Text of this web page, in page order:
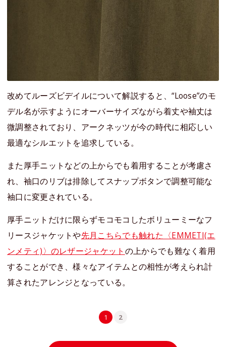
改めてルーズビデイルについて解説すると、“Loose”のモ
デル名が示すようにオーバーサイズながら着丈や袖丈は
微調整されており、アークネッツが今の時代に相応しい
最適なシルエットを追求している。
また厚手ニットなどの上からでも着用することが考慮さ
れ、袖口のリブは排除してスナップボタンで調整可能な
袖口に変更されている。
厚手ニットだけに限らずモコモコしたボリューミーなフ
リースジャケットや先月こちらでも触れた〈EMMETI(エ
ンメティ)〉のレザージャケット の上からでも難なく着用
することができ、様々なアイテムとの相性が考えられ計
算されたアレンジとなっている。
1 2